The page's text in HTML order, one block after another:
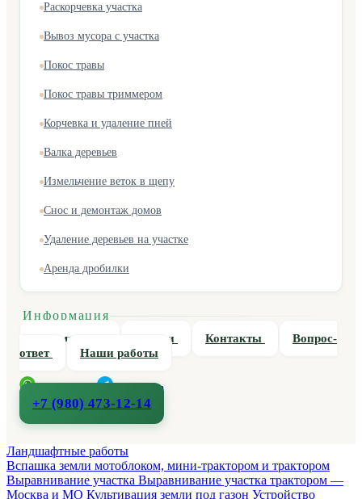
Раскорчевка участка
Вывоз мусора с участка
Покос травы
Покос травы триммером
Корчевка и удаление пней
Валка деревьев
Измельчение веток в щепу
Снос и демонтаж домов
Удаление деревьев на участке
Аренда дробилки
Информация
О компании Статьи Контакты
Вопрос-
ответ
Наши работы
Telegram
+7 (980) 473-12-14
Ландшафтные работы
Вспашка земли мотоблоком, мини-трактором и трактором
Выравнивание участка Выравнивание участка трактором —
Москва и МО Культивация земли под газон Устройство